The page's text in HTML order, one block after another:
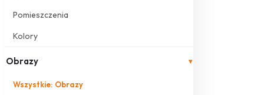
Pomieszczenia
Kolory
Obrazy ▾
Wszystkie: Obrazy